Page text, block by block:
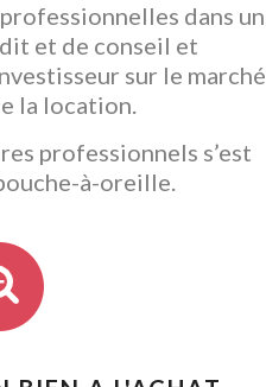
dans un
et de conseil et
sur le marché
la location.
professionnels s’est
à-oreille.